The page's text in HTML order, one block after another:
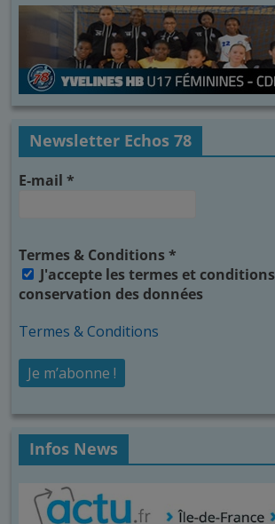
Newsletter Echos 78
E-mail*
Termes & Conditions*
J'accepte les termes et
conservation des données
Termes & Conditions
Infos News